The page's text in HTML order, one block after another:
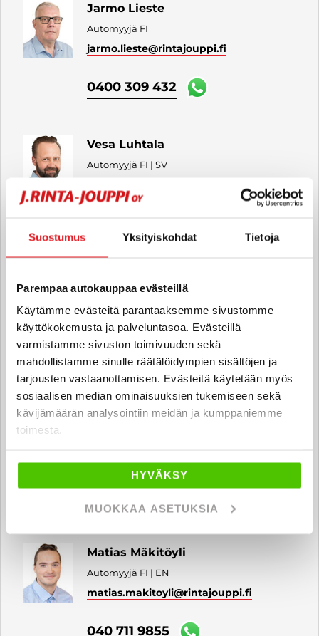
Suostumus Yksityiskohdat Tietoja
Parempaa autokauppaa evästeillä
Käytämme evästeitä parantaaksemme sivustomme
käyttökokemusta ja palveluntasoa. Evästeillä
varmistamme sivuston toimivuuden sekä
mahdollistamme sinulle räätälöidympien sisältöjen ja
tarjousten vastaanottamisen. Evästeitä käytetään myös
sosiaalisen median ominaisuuksien tukemiseen sekä
kävijämäärän analysointiin meidän ja kumppaniemme
toimesta.
HYVÄKSY
MUOKKAA ASETUKSIA
Jarmo Lieste
Automyyjä FI
jarmo.lieste@rintajouppi.fi
0400 309 432
Vesa Luhtala
Automyyjä FI | SV
sameli.ruokonen @rintajouppi.fi
0400 309 430
Teppo Rintala
Matias Mäkitöyli
Automyyjä FI | EN
matias.makitoyli@rintajouppi.fi
040 711 9855